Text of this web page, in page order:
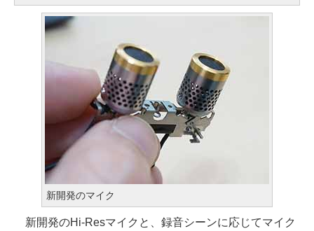
新開発のマイク
新開発のHi-Resマイクと、録音シーンに応じてマイク